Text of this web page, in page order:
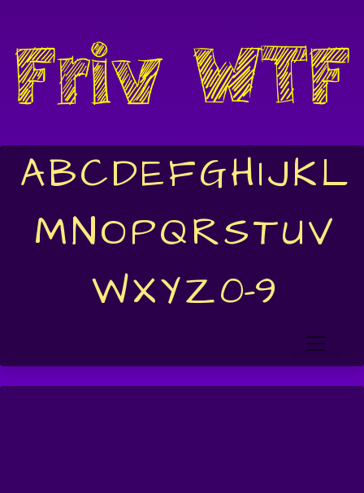
ABCDEFGHIJKL
MNOPQRSTUV
WXYZ0-9